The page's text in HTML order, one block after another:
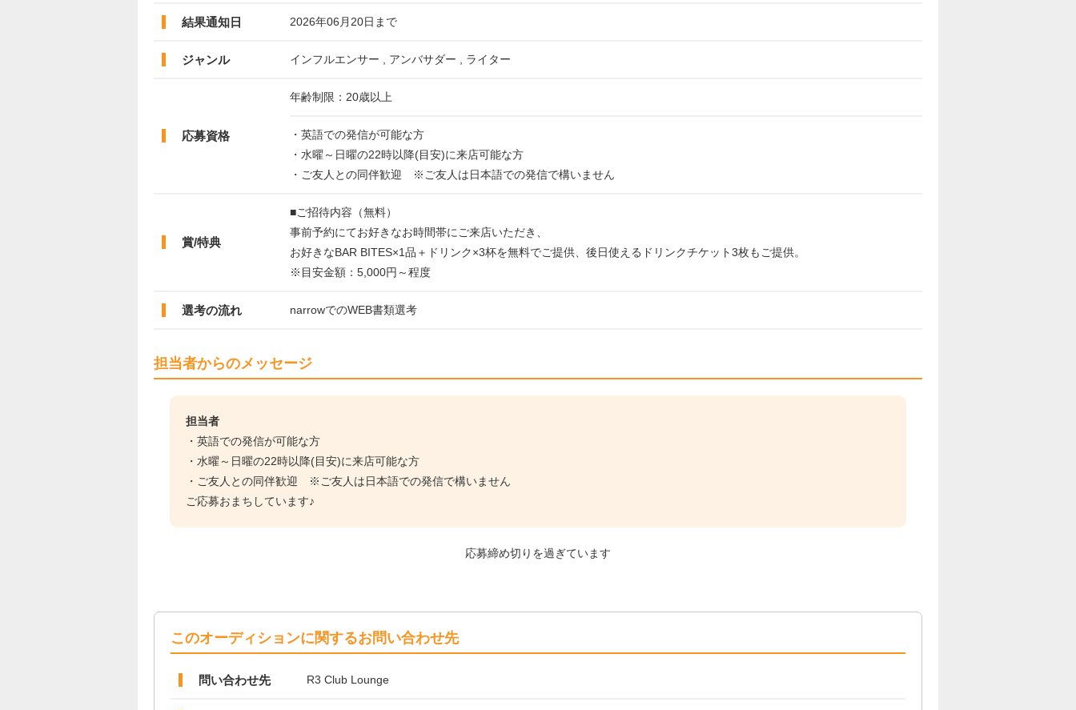
結果通知日 2026年06月20日まで
ジャンル インフルエンサー , アンバサダー , ライター
応募資格
年齢制限：20歳以上
・英語での発信が可能な方
・水曜～日曜の22時以降(目安)に来店可能な方
・ご友人との同伴歓迎 ※ご友人は日本語での発信で構いません
賞/特典
■ご招待内容（無料）
事前予約にてお好きなお時間帯にご来店いただき、
お好きなBAR BITES×1品＋ドリンク×3杯を無料でご提供、後日使えるドリンクチケット3枚もご提供。
※目安金額：5,000円～程度
選考の流れ narrowでのWEB書類選考
担当者からのメッセージ
担当者
・英語での発信が可能な方
・水曜～日曜の22時以降(目安)に来店可能な方
・ご友人との同伴歓迎 ※ご友人は日本語での発信で構いません
ご応募おまちしています♪
応募締め切りを過ぎています
このオーディションに関するお問い合わせ先
問い合わせ先 R3 Club Lounge